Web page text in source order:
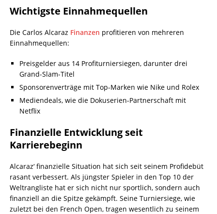
Wichtigste Einnahmequellen
Die Carlos Alcaraz Finanzen profitieren von mehreren
Einnahmequellen:
Preisgelder aus 14 Profiturniersiegen, darunter drei
Grand-Slam-Titel
Sponsorenverträge mit Top-Marken wie Nike und Rolex
Mediendeals, wie die Dokuserien-Partnerschaft mit
Netflix
Finanzielle Entwicklung seit
Karrierebeginn
Alcaraz‘ finanzielle Situation hat sich seit seinem Profidebüt
rasant verbessert. Als jüngster Spieler in den Top 10 der
Weltrangliste hat er sich nicht nur sportlich, sondern auch
finanziell an die Spitze gekämpft. Seine Turniersiege, wie
zuletzt bei den French Open, tragen wesentlich zu seinem